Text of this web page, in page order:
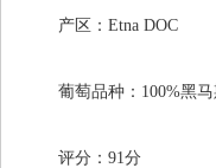
产区：Etna DOC
葡萄品种：100%黑马斯
评分：91分